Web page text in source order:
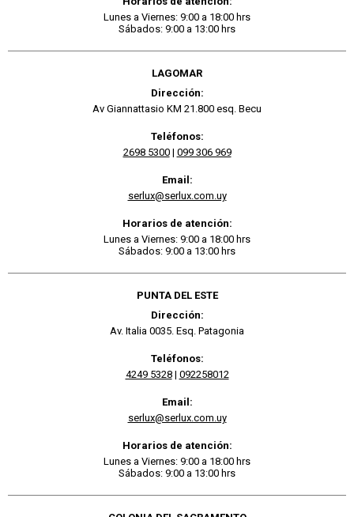
Lunes a Viernes: 9:00 a 18:00 hrs
Sábados: 9:00 a 13:00 hrs
LAGOMAR
Dirección:
Av Giannattasio KM 21.800 esq. Becu
Teléfonos:
2698 5300| 099 306 969
Email:
serlux@serlux.com.uy
Horarios de atención:
Lunes a Viernes: 9:00 a 18:00 hrs
Sábados: 9:00 a 13:00 hrs
PUNTA DEL ESTE
Dirección:
Av. Italia 0035. Esq. Patagonia
Teléfonos:
4249 5328| 092258012
Email:
serlux@serlux.com.uy
Horarios de atención:
Lunes a Viernes: 9:00 a 18:00 hrs
Sábados: 9:00 a 13:00 hrs